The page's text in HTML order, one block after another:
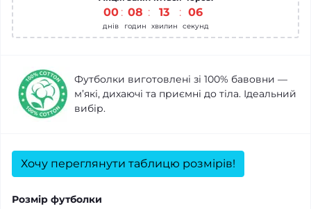
00
днів
08
годин
13
хвилин
06
секунд
Футболки виготовлені зі 100% бавовни —
м’які, дихаючі та приємні до тіла. Ідеальний
вибір.
Хочу переглянути таблицю розмірів!
Розмір футболки